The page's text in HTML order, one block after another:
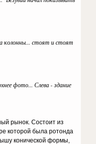
колонны... стоят и стоят
фото... Слева - здание
рынок. Состоит из
которой была ротонда
конической формы,